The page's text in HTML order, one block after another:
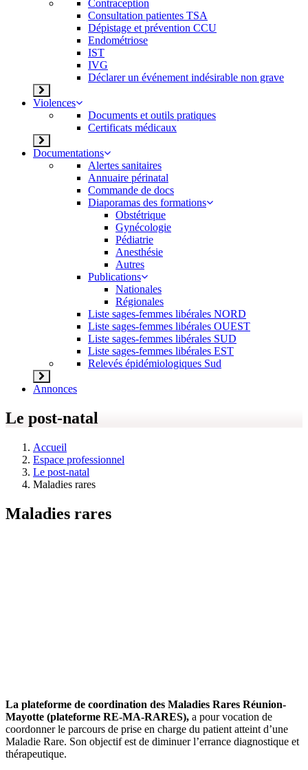
Contraception
Consultation patientes TSA
Dépistage et prévention CCU
Endométriose
IST
IVG
Déclarer un événement indésirable non grave
Violences
Documents et outils pratiques
Certificats médicaux
Documentations
Alertes sanitaires
Annuaire périnatal
Commande de docs
Diaporamas des formations
Obstétrique
Gynécologie
Pédiatrie
Anesthésie
Autres
Publications
Nationales
Régionales
Liste sages-femmes libérales NORD
Liste sages-femmes libérales OUEST
Liste sages-femmes libérales SUD
Liste sages-femmes libérales EST
Relevés épidémiologiques Sud
Annonces
Le post-natal
Accueil
Espace professionnel
Le post-natal
Maladies rares
Maladies rares
La plateforme de coordination des Maladies Rares Réunion-
Mayotte (plateforme RE-MA-RARES), a pour vocation de
coordonner le parcours de prise en charge du patient atteint d’une
Maladie Rare. Son objectif est de diminuer l’errance diagnostique et
thérapeutique.